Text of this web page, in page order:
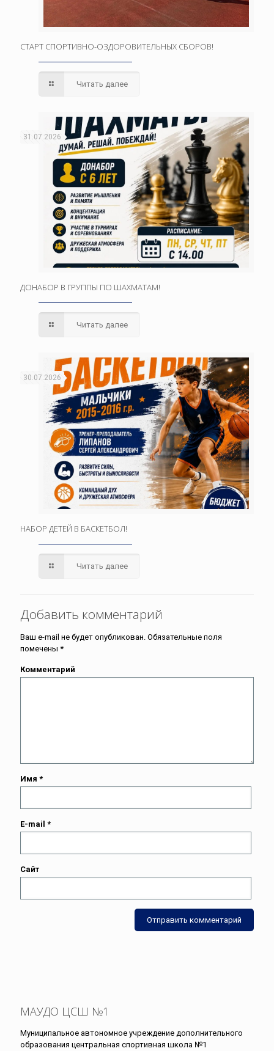
СТАРТ СПОРТИВНО-ОЗДОРОВИТЕЛЬНЫХ СБОРОВ!
Читать далее
31.07.2026
ДОНАБОР В ГРУППЫ ПО ШАХМАТАМ!
Читать далее
30.07.2026
НАБОР ДЕТЕЙ В БАСКЕТБОЛ!
Читать далее
Добавить комментарий
Ваш e-mail не будет опубликован. Обязательные поля
помечены *
Комментарий
Имя *
E-mail *
Сайт
МАУДО ЦСШ №1
Муниципальное автономное учреждение дополнительного
образования центральная спортивная школа №1